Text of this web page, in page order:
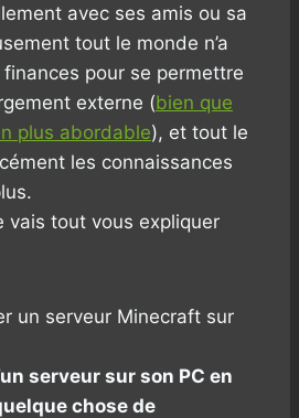
avec ses amis ou sa
tout le monde n’a
pour se permettre
externe (bien que
plus abordable), et tout le
les connaissances
vais tout vous expliquer
un serveur Minecraft sur
serveur sur son PC en
chose de